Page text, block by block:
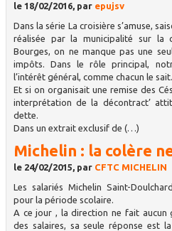
le 18/02/2016, par epujsv
Dans la série La croisière s’amuse,
réalisée par la municipalité sur la
Bourges, on ne manque pas une
impôts. Dans le rôle principal,
l’intérêt général, comme chacun le sait.
Et si on organisait une remise des
interprétation de la décontract’
dette.
Dans un extrait exclusif de (…)
Michelin : la colère
le 24/02/2015, par CFTC MICHELIN
Les salariés Michelin Saint-
pour la période scolaire.
A ce jour , la direction ne fait aucun
des salaires, sa seule réponse est